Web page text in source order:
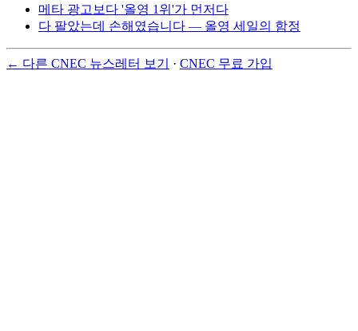
메타 광고보다 '올영 1위'가 먼저다
다 팔았는데 손해였습니다 — 올영 세일의 함정
← 다른 CNEC 뉴스레터 보기 · CNEC 무료 가입